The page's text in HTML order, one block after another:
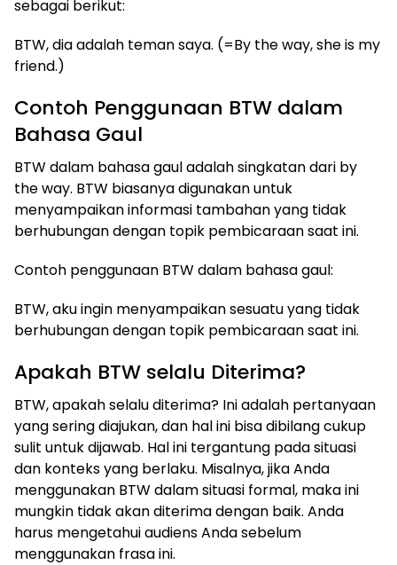
sebagai berikut:
BTW, dia adalah teman saya. (=By the way, she is my
friend.)
Contoh Penggunaan BTW dalam
Bahasa Gaul
​BTW dalam bahasa gaul adalah singkatan dari by
the way. BTW biasanya digunakan untuk
menyampaikan informasi tambahan yang tidak
berhubungan dengan topik pembicaraan saat ini.
Contoh penggunaan BTW dalam bahasa gaul:
BTW, aku ingin menyampaikan sesuatu yang tidak
berhubungan dengan topik pembicaraan saat ini.
Apakah BTW selalu Diterima?
​BTW, apakah selalu diterima? Ini adalah pertanyaan
yang sering diajukan, dan hal ini bisa dibilang cukup
sulit untuk dijawab. Hal ini tergantung pada situasi
dan konteks yang berlaku. Misalnya, jika Anda
menggunakan BTW dalam situasi formal, maka ini
mungkin tidak akan diterima dengan baik. Anda
harus mengetahui audiens Anda sebelum
menggunakan frasa ini.